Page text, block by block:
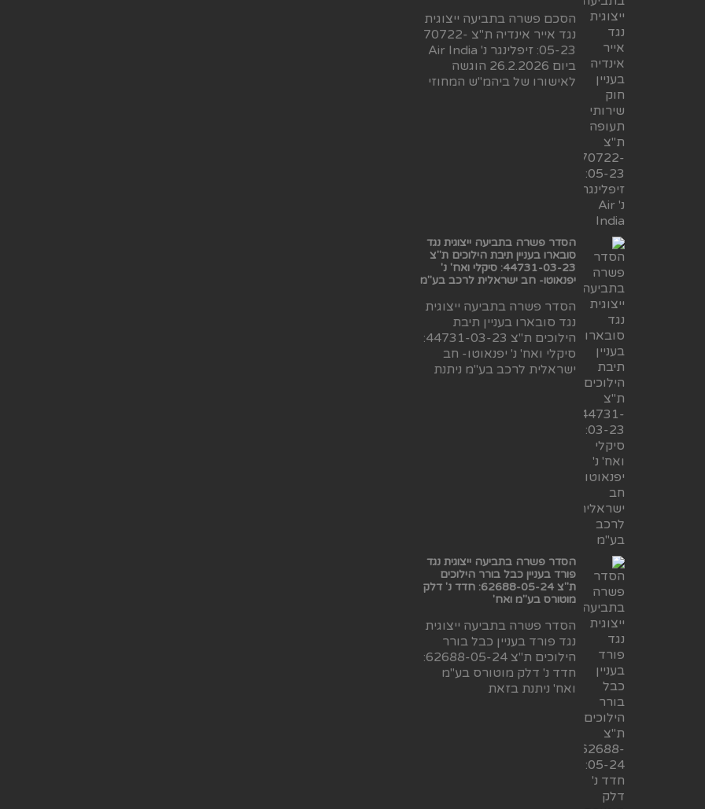
הסכם פשרה בתביעה ייצוגית
נגד אייר אינדיה ת"צ 70722-
05-23: זיפלינגר נ' Air India
ביום 26.2.2026 הוגשה
לאישורו של ביהמ"ש המחוזי
הסדר פשרה בתביעה ייצוגית נגד
סובארו בעניין תיבת הילוכים ת"צ
44731-03-23: סיקלי ואח' נ'
יפנאוטו- חב ישראלית לרכב בע"מ
הסדר פשרה בתביעה ייצוגית
נגד סובארו בעניין תיבת
הילוכים ת"צ 44731-03-23:
סיקלי ואח' נ' יפנאוטו- חב
ישראלית לרכב בע"מ ניתנת
הסדר פשרה בתביעה ייצוגית נגד
פורד בעניין כבל בורר הילוכים
ת"צ 62688-05-24: חדד נ' דלק
מוטורס בע"מ ואח'
הסדר פשרה בתביעה ייצוגית
נגד פורד בעניין כבל בורר
הילוכים ת"צ 62688-05-24:
חדד נ' דלק מוטורס בע"מ
ואח' ניתנת בזאת